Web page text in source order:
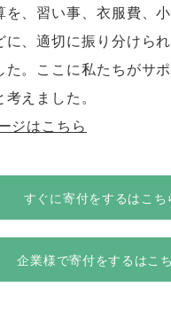
を、習い事、衣服費、
に、適切に振り分けら
た。ここに私たちがサ
えました。
ジはこちら
すぐに寄付をするはこち
企業様で寄付をするはこ